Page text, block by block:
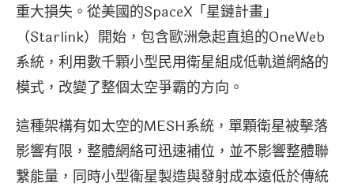
重大損失。從美國的SpaceX「星鏈計畫」
（Starlink）開始，包含歐洲急起直追的OneWeb
系統，利用數千顆小型民用衛星組成低軌道網絡的
模式，改變了整個太空爭霸的方向。
這種架構有如太空的MESH系統，單顆衛星被擊落
影響有限，整體網絡可迅速補位，並不影響整體聯
繫能量，同時小型衛星製造與發射成本遠低於傳統